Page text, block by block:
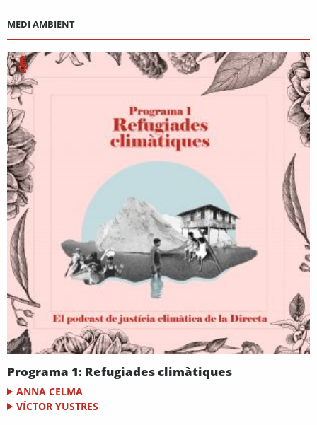
MEDI AMBIENT
Programa 1: Refugiades climàtiques
ANNA CELMA
VÍCTOR YUSTRES